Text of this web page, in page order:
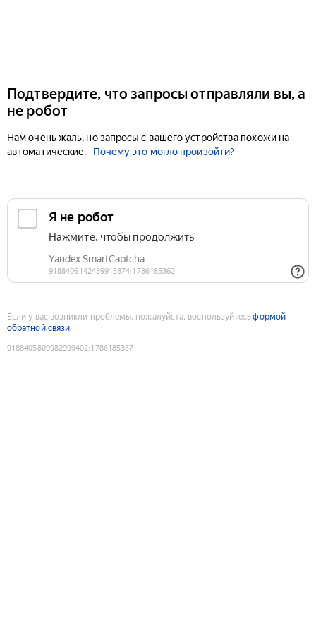
Подтвердите, что запросы отправляли вы, а
не робот
Нам очень жаль, но запросы с вашего устройства похожи на
автоматические.
Почему это могло произойти?
Если у вас возникли проблемы, пожалуйста, воспользуйтесьформой
обратной связи
9188405809982999402:1786185357